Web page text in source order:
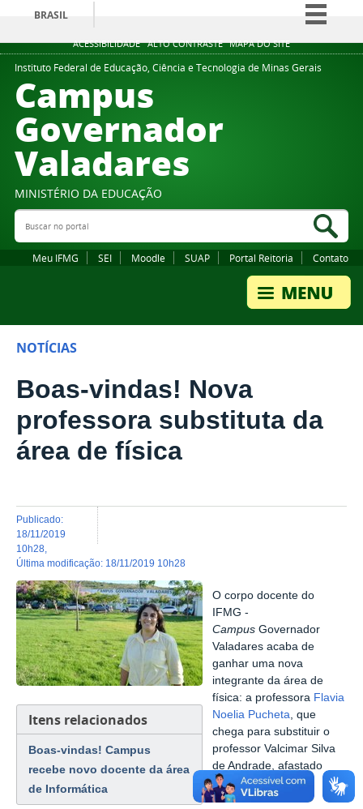
ACESSIBILIDADE ALTO CONTRASTE MAPA DO SITE
BRASIL
Simplifique!
Comunica BR
Instituto Federal de Educação, Ciência e Tecnologia de Minas Gerais
Campus
Governador
Valadares
MINISTÉRIO DA EDUCAÇÃO
Buscar no portal
Meu IFMG SEI Moodle SUAP Portal Reitoria Contato
NOTÍCIAS
Boas-vindas! Nova
professora substituta da
área de física
publicado:
18/11/2019
10h28
última modificação: 18/11/2019 10h28
Itens relacionados
Boas-vindas! Campus
recebe novo docente da área
de Informática
O corpo docente do
IFMG -
Campus Governador
Valadares acaba de
ganhar uma nova
integrante da área de
física: a professora Flavia
Noelia Pucheta, que
chega para substituir o
professor Valcimar Silva
de Andrade, afastado
para o doutorado.